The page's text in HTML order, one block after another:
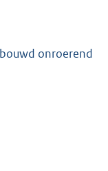
onroerend